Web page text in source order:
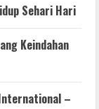
Sehari Hari
Keindahan
–